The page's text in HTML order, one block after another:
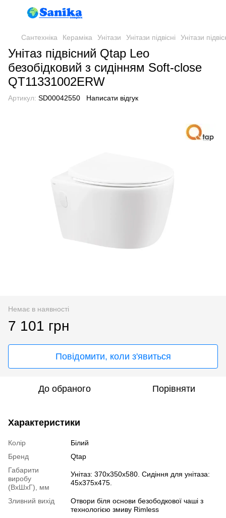
Сантехніка Кераміка Унітази Унітази підвісні Унітази
Унітаз підвісний Qtap Leo
безобідковий з сидінням Soft-close
QT11331002ERW
Артикул: SD00042550 Написати відгук
Немає в наявності
7 101 грн
Повідомити, коли з'явиться
До обраного Порівняти
Характеристики
Колір
Білий
Бренд
Qtap
Габарити
виробу
(ВхШхГ), мм
Унітаз: 370х350х580. Сидіння для унітаза:
45х375х475.
Зливний вихід
Отвори біля основи безободкової чаші з
технологією змиву Rimless